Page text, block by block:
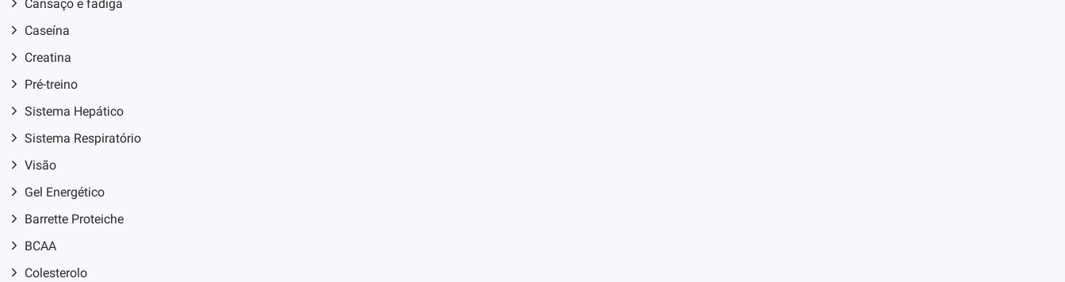
Cansaço e fadiga
Caseína
Creatina
Pré-treino
Sistema Hepático
Sistema Respiratório
Visão
Gel Energético
Barrette Proteiche
BCAA
Colesterolo